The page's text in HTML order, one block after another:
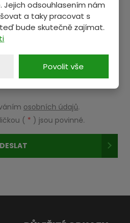
osobních údajů.
( * ) jsou povinné.
Jejich odsouhlasením nám
a taky pracovat s
bude skutečně zajímat.
Povolit vše